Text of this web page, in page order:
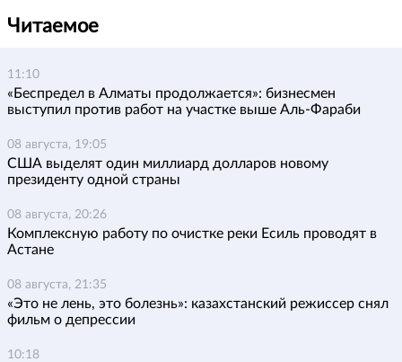
Читаемое
11:10
«Беспредел в Алматы продолжается»: бизнесмен
выступил против работ на участке выше Аль-Фараби
08 августа, 19:05
США выделят один миллиард долларов новому
президенту одной страны
08 августа, 20:26
Комплексную работу по очистке реки Есиль проводят в
Астане
08 августа, 21:35
«Это не лень, это болезнь»: казахстанский режиссер снял
фильм о депрессии
10:18